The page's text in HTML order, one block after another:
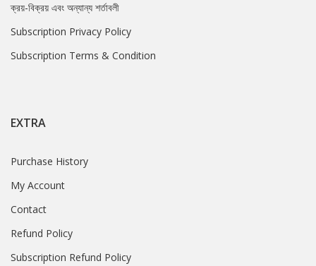
ক্রয়-বিক্রয় এবং অন্যান্য শর্তাবলী
Subscription Privacy Policy
Subscription Terms & Condition
EXTRA
Purchase History
My Account
Contact
Refund Policy
Subscription Refund Policy